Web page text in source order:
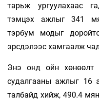
тарьж ургуулахаас
тэмцэх ажлыг 341
тэрбум модыг
эрсдэлээс хамгаалж
Энэ онд ойн хөнөөлт
судалгааны ажлыг 16
талбайд хийж, 490.4